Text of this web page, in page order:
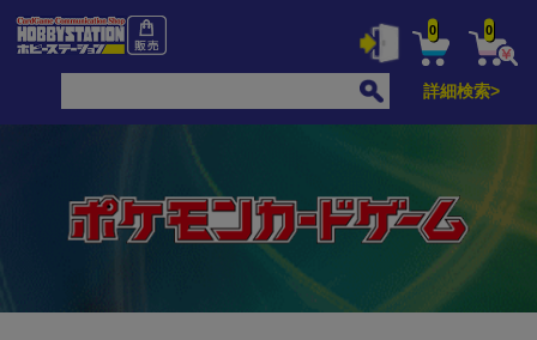
0 0
詳細検索>